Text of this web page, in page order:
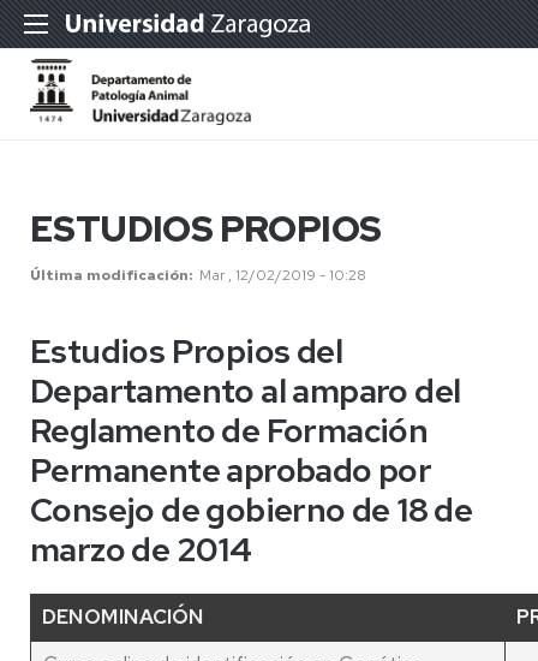
ESTUDIOS PROPIOS
Última modificación Mar , 12/02/2019 - 10:28
Estudios Propios del
Departamento al amparo del
Reglamento de Formación
Permanente aprobado por
Consejo de gobierno de 18 de
marzo de 2014
DENOMINACIÓN